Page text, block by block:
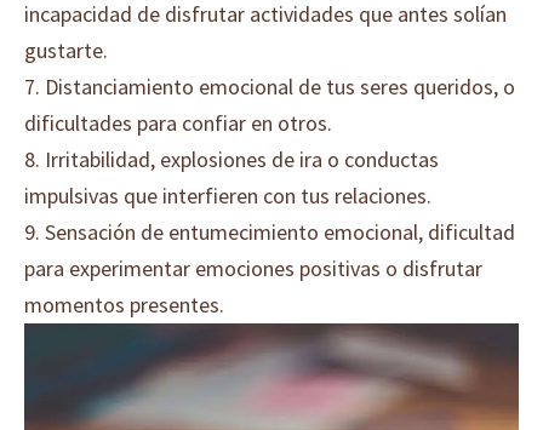
incapacidad de disfrutar actividades que antes solían
gustarte.
7. Distanciamiento emocional de tus seres queridos, o
dificultades para confiar en otros.
8. Irritabilidad, explosiones de ira o conductas
impulsivas que interfieren con tus relaciones.
9. Sensación de entumecimiento emocional, dificultad
para experimentar emociones positivas o disfrutar
momentos presentes.